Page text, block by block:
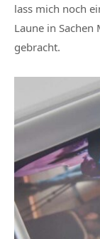
lass mich noch
Laune in
gebracht.